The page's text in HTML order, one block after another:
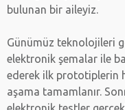
bulunan bir aileyiz.
Günümüz teknolojileri
elektronik şemalar ile
ederek ilk prototiplerin
aşama tamamlanır.